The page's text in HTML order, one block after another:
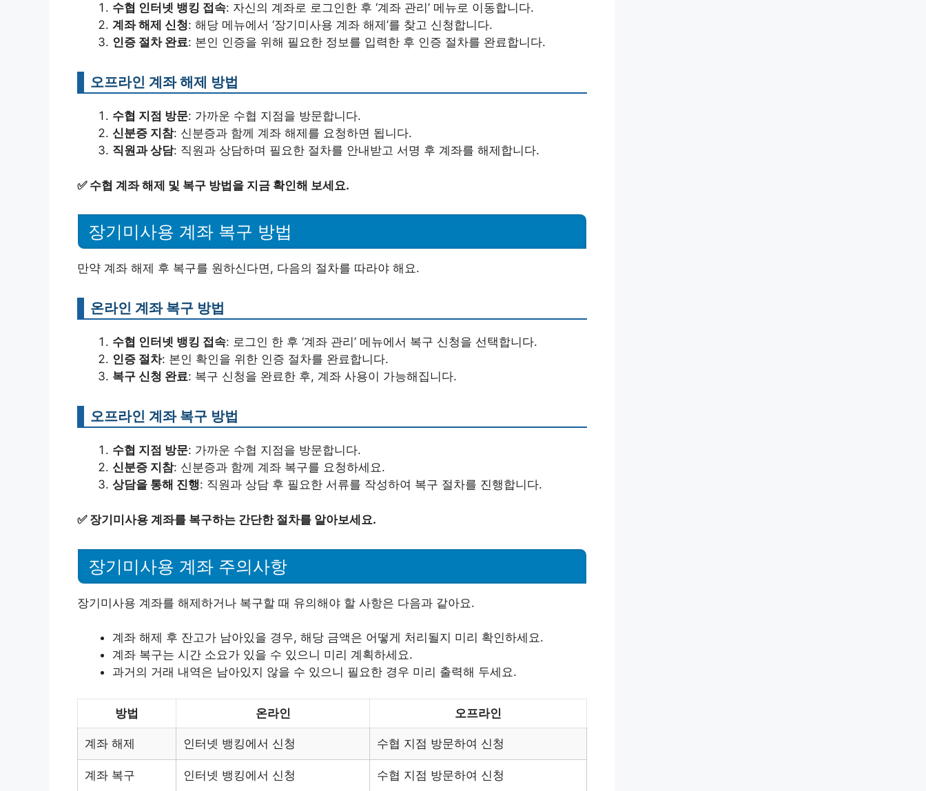
수협 인터넷 뱅킹 접속: 자신의 계좌로 로그인한 후 ‘계좌 관리’ 메뉴로 이동합니다.
계좌 해제 신청: 해당 메뉴에서 ‘장기미사용 계좌 해제’를 찾고 신청합니다.
인증 절차 완료: 본인 인증을 위해 필요한 정보를 입력한 후 인증 절차를 완료합니다.
오프라인 계좌 해제 방법
수협 지점 방문: 가까운 수협 지점을 방문합니다.
신분증 지참: 신분증과 함께 계좌 해제를 요청하면 됩니다.
직원과 상담: 직원과 상담하며 필요한 절차를 안내받고 서명 후 계좌를 해제합니다.
✅ 수협 계좌 해제 및 복구 방법을 지금 확인해 보세요.
장기미사용 계좌 복구 방법
만약 계좌 해제 후 복구를 원하신다면, 다음의 절차를 따라야 해요.
온라인 계좌 복구 방법
수협 인터넷 뱅킹 접속: 로그인 한 후 ‘계좌 관리’ 메뉴에서 복구 신청을 선택합니다.
인증 절차: 본인 확인을 위한 인증 절차를 완료합니다.
복구 신청 완료: 복구 신청을 완료한 후, 계좌 사용이 가능해집니다.
오프라인 계좌 복구 방법
수협 지점 방문: 가까운 수협 지점을 방문합니다.
신분증 지참: 신분증과 함께 계좌 복구를 요청하세요.
상담을 통해 진행: 직원과 상담 후 필요한 서류를 작성하여 복구 절차를 진행합니다.
✅ 장기미사용 계좌를 복구하는 간단한 절차를 알아보세요.
장기미사용 계좌 주의사항
장기미사용 계좌를 해제하거나 복구할 때 유의해야 할 사항은 다음과 같아요.
계좌 해제 후 잔고가 남아있을 경우, 해당 금액은 어떻게 처리될지 미리 확인하세요.
계좌 복구는 시간 소요가 있을 수 있으니 미리 계획하세요.
과거의 거래 내역은 남아있지 않을 수 있으니 필요한 경우 미리 출력해 두세요.
방법 온라인 오프라인
계좌 해제 인터넷 뱅킹에서 신청 수협 지점 방문하여 신청
계좌 복구 인터넷 뱅킹에서 신청 수협 지점 방문하여 신청